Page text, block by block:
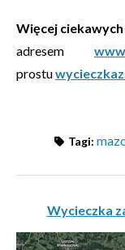
Więcej
adresem
prostu
Tagi:
Wycieczka